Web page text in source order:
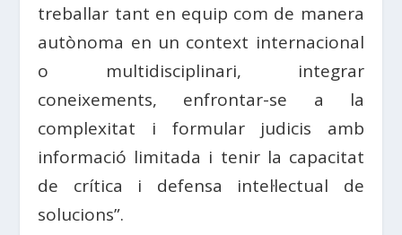
treballar tant en equip com de manera
autònoma en un context internacional
o multidisciplinari, integrar
coneixements, enfrontar-se a la
complexitat i formular judicis amb
informació limitada i tenir la capacitat
de crítica i defensa intel·lectual de
solucions”.